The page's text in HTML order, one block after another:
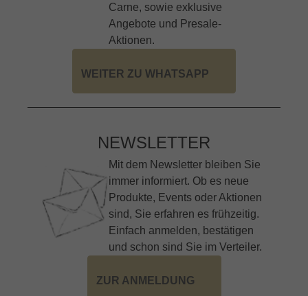
Carne, sowie exklusive
Angebote und Presale-
Aktionen.
WEITER ZU WHATSAPP
NEWSLETTER
Mit dem Newsletter bleiben Sie
immer informiert. Ob es neue
Produkte, Events oder Aktionen
sind, Sie erfahren es frühzeitig.
Einfach anmelden, bestätigen
und schon sind Sie im Verteiler.
ZUR ANMELDUNG